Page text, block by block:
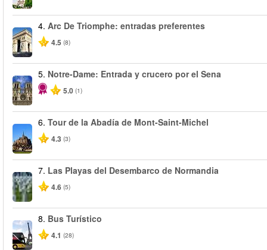
4. Arc De Triomphe: entradas preferentes
4.5 (8)
5. Notre-Dame: Entrada y crucero por el Sena
5.0 (1)
6. Tour de la Abadía de Mont-Saint-Michel
4.3 (3)
7. Las Playas del Desembarco de Normandia
4.6 (5)
8. Bus Turístico
4.1 (28)